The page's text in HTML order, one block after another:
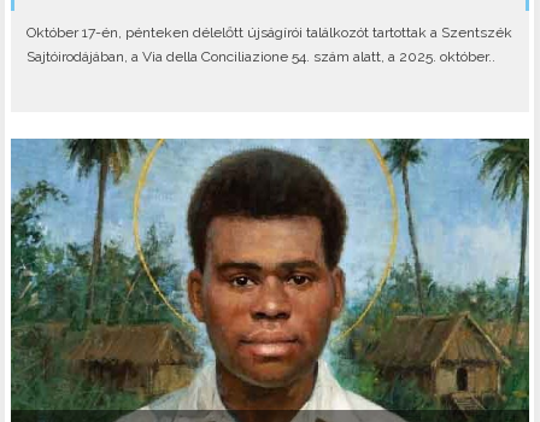
Október 17-én, pénteken délelőtt újságírói találkozót tartottak a Szentszék
Sajtóirodájában, a Via della Conciliazione 54. szám alatt, a 2025. október..